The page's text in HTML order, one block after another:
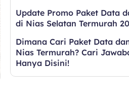
Update Promo Paket Data
di Nias Selatan Termurah
Dimana Cari Paket Data
Nias Termurah? Cari
Hanya Disini!